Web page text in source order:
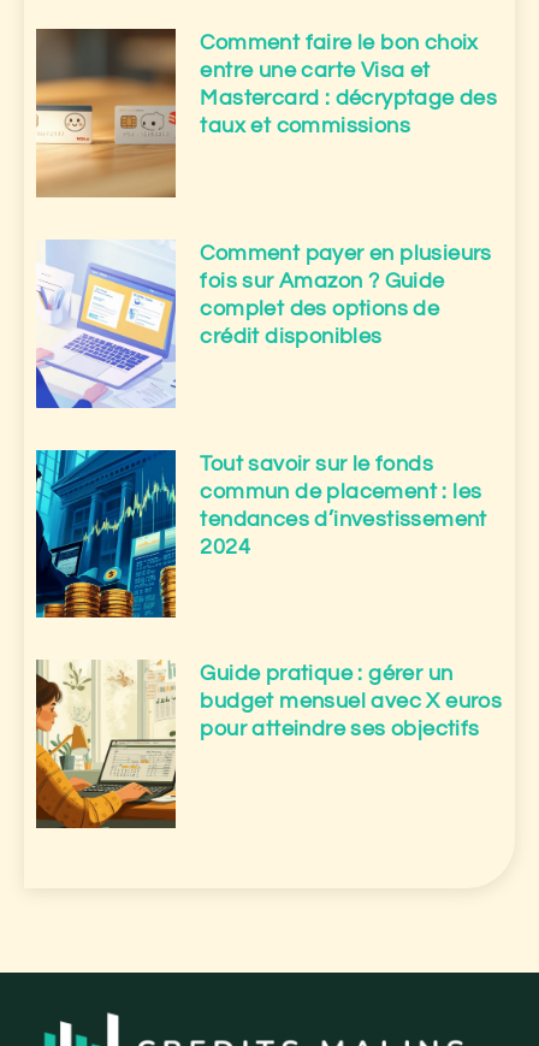
Comment faire le bon choix
entre une carte Visa et
Mastercard : décryptage des
taux et commissions
Comment payer en plusieurs
fois sur Amazon ? Guide
complet des options de
crédit disponibles
Tout savoir sur le fonds
commun de placement : les
tendances d’investissement
2024
Guide pratique : gérer un
budget mensuel avec X euros
pour atteindre ses objectifs